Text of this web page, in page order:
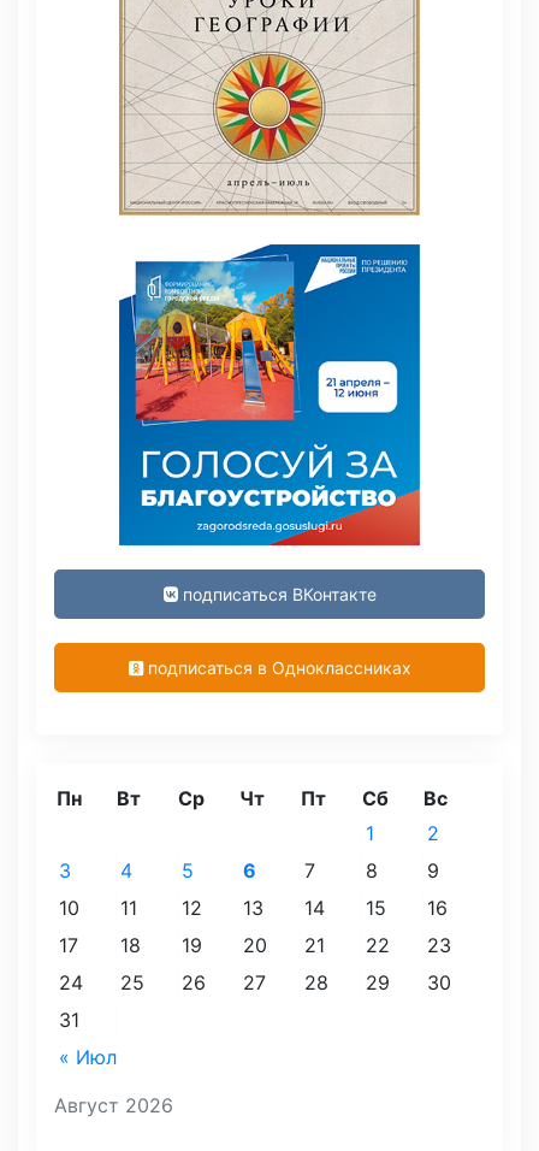
подписаться ВКонтакте
подписаться в Одноклассниках
Август 2026
Пн Вт Ср Чт Пт Сб Вс
« Июл
1
2
3
4 5 6 7 8
9
10
11 12 13 14 15
16
17
18 19 20 21 22
23
24
25 26 27 28 29
30
31